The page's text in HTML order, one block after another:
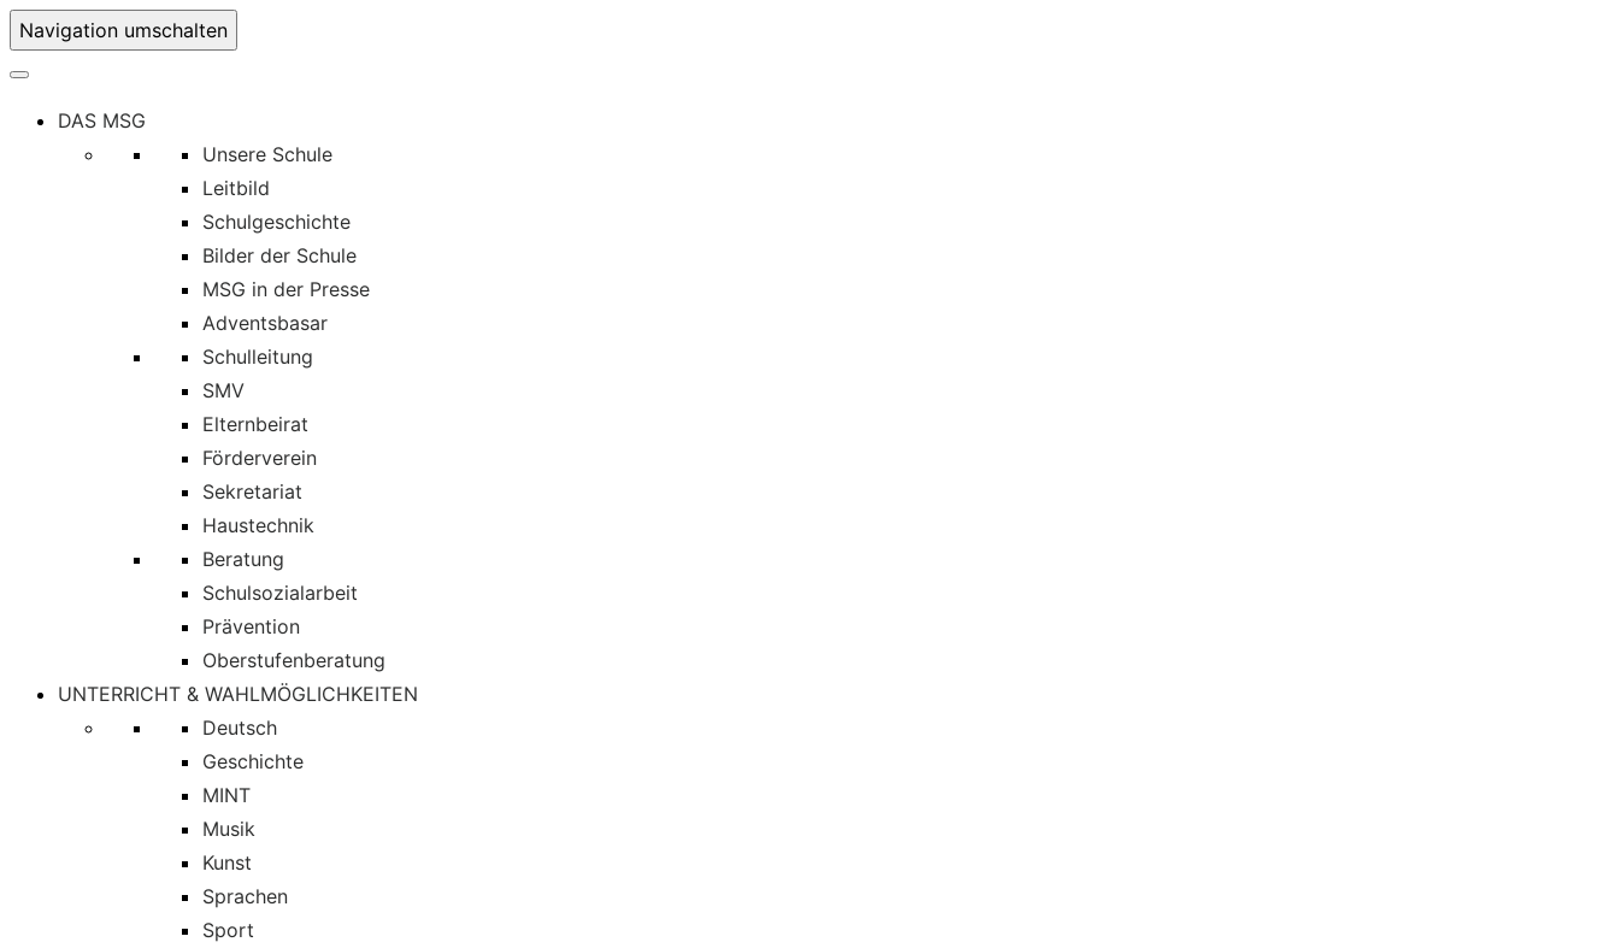
Navigation umschalten
DAS MSG
Unsere Schule
Leitbild
Schulgeschichte
Bilder der Schule
MSG in der Presse
Adventsbasar
Schulleitung
SMV
Elternbeirat
Förderverein
Sekretariat
Haustechnik
Beratung
Schulsozialarbeit
Prävention
Oberstufenberatung
UNTERRICHT & WAHLMÖGLICHKEITEN
Deutsch
Geschichte
MINT
Musik
Kunst
Sprachen
Sport